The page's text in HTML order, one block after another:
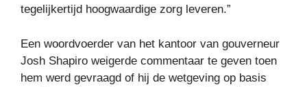
tegelijkertijd hoogwaardige zorg leveren.”
Een woordvoerder van het kantoor van gouverneur
Josh Shapiro weigerde commentaar te geven toen
hem werd gevraagd of hij de wetgeving op basis